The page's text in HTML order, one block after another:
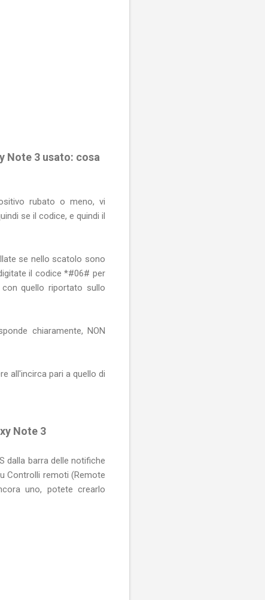
Note 3 usato: cosa
rubato o meno, vi
se il codice, e quindi il
se nello scatolo sono
il codice *#06# per
quello riportato sullo
chiaramente, NON
all'incirca pari a quello di
Note 3
dalla barra delle notifiche
Controlli remoti (Remote
uno, potete crearlo